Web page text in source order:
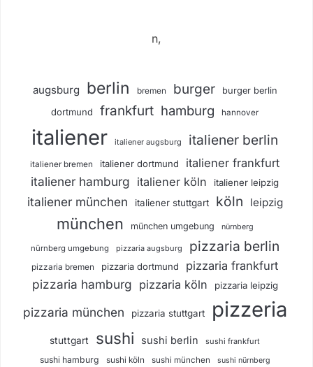
n,
augsburg berlin bremen burger burger berlin
dortmund frankfurt hamburg hannover
italiener italiener augsburg italiener berlin
italiener bremen italiener dortmund italiener frankfurt
italiener hamburg italiener köln italiener leipzig
italiener münchen italiener stuttgart köln leipzig
münchen münchen umgebung nürnberg
nürnberg umgebung pizzaria augsburg pizzaria berlin
pizzaria bremen pizzaria dortmund pizzaria frankfurt
pizzaria hamburg pizzaria köln pizzaria leipzig
pizzaria münchen pizzaria stuttgart pizzeria
stuttgart sushi sushi berlin sushi frankfurt
sushi hamburg sushi köln sushi münchen sushi nürnberg